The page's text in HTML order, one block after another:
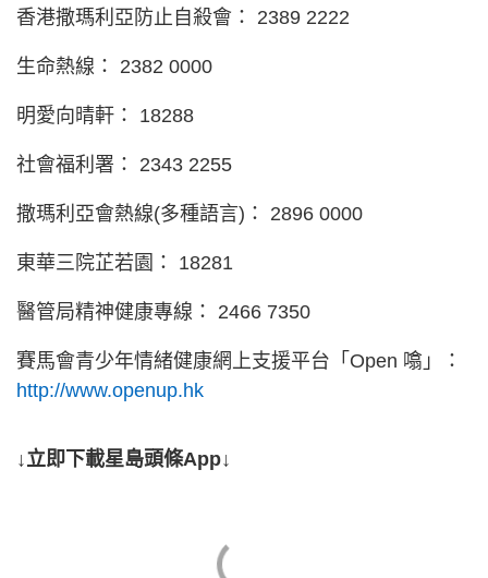
香港撒瑪利亞防止自殺會： 2389 2222
生命熱線： 2382 0000
明愛向晴軒： 18288
社會福利署： 2343 2255
撒瑪利亞會熱線(多種語言)： 2896 0000
東華三院芷若園： 18281
醫管局精神健康專線： 2466 7350
賽馬會青少年情緒健康網上支援平台「Open 噏」：
http://www.openup.hk
↓立即下載星島頭條App↓